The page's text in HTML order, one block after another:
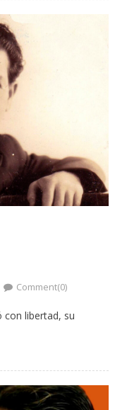
Comment(0)
con libertad, su